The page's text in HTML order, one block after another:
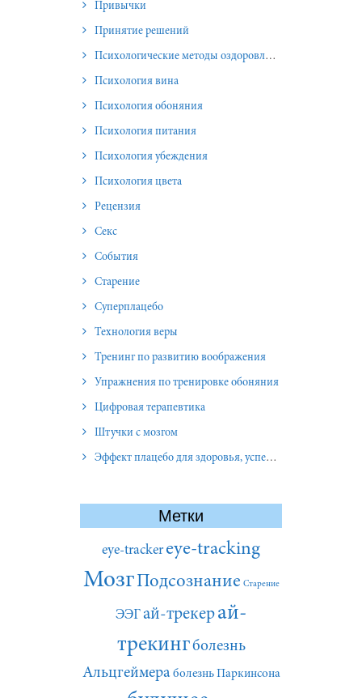
Привычки
Принятие решений
Психологические методы оздоровления и омоложения
Психология вина
Психология обоняния
Психология питания
Психология убеждения
Психология цвета
Рецензия
Секс
События
Старение
Суперплацебо
Технология веры
Тренинг по развитию воображения
Упражнения по тренировке обоняния
Цифровая терапевтика
Штучки с мозгом
Эффект плацебо для здоровья, успеха и отношений
Метки
eye-tracker eye-tracking
МозгПодсознание Старение
ЭЭГай-трекерай-
трекингболезнь
Альцгеймера болезнь Паркинсона